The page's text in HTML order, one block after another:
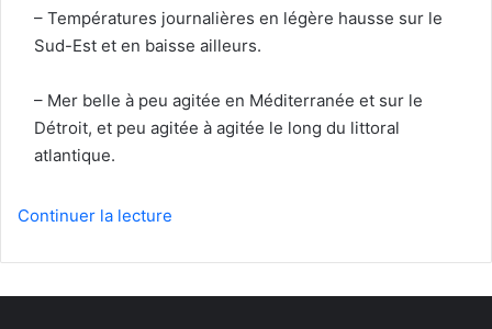
– Températures journalières en légère hausse sur le
Sud-Est et en baisse ailleurs.
– Mer belle à peu agitée en Méditerranée et sur le
Détroit, et peu agitée à agitée le long du littoral
atlantique.
Continuer la lecture